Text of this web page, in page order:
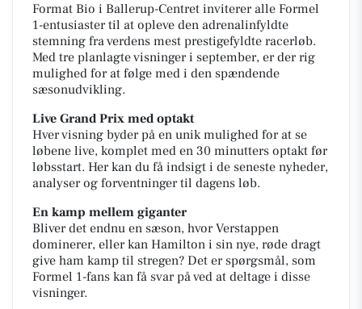
Format Bio i Ballerup-Centret inviterer alle Formel
1-entusiaster til at opleve den adrenalinfyldte
stemning fra verdens mest prestigefyldte racerløb.
Med tre planlagte visninger i september, er der rig
mulighed for at følge med i den spændende
sæsonudvikling.
Live Grand Prix med optakt
Hver visning byder på en unik mulighed for at se
løbene live, komplet med en 30 minutters optakt før
løbsstart. Her kan du få indsigt i de seneste nyheder,
analyser og forventninger til dagens løb.
En kamp mellem giganter
Bliver det endnu en sæson, hvor Verstappen
dominerer, eller kan Hamilton i sin nye, røde dragt
give ham kamp til stregen? Det er spørgsmål, som
Formel 1-fans kan få svar på ved at deltage i disse
visninger.